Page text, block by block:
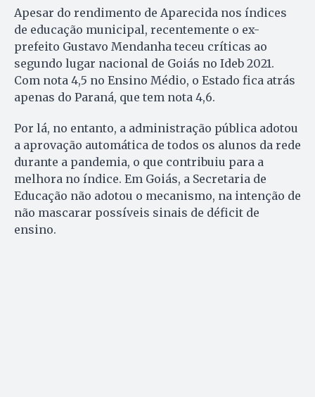
Apesar do rendimento de Aparecida nos índices
de educação municipal, recentemente o ex-
prefeito Gustavo Mendanha teceu críticas ao
segundo lugar nacional de Goiás no Ideb 2021.
Com nota 4,5 no Ensino Médio, o Estado fica atrás
apenas do Paraná, que tem nota 4,6.
Por lá, no entanto, a administração pública adotou
a aprovação automática de todos os alunos da rede
durante a pandemia, o que contribuiu para a
melhora no índice. Em Goiás, a Secretaria de
Educação não adotou o mecanismo, na intenção de
não mascarar possíveis sinais de déficit de
ensino.